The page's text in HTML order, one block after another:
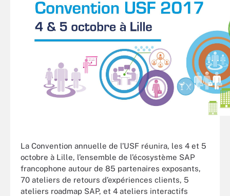
La Convention annuelle de l’USF réunira, les 4 et 5
octobre à Lille, l’ensemble de l’écosystème SAP
francophone autour de 85 partenaires exposants,
70 ateliers de retours d’expériences clients, 5
ateliers roadmap SAP, et 4 ateliers interactifs